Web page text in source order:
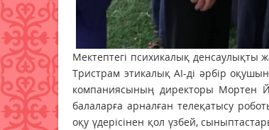
Мектептегі психикалық денсаулықты
Тристрам этикалық AI-ді әрбір
компаниясының директоры Мортен
балаларға арналған телеқатысу
оқу үдерісінен қол үзбей,